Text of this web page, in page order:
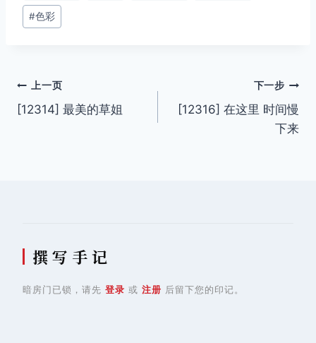
签：
#色彩
文
章
上一页
[12314] 最美的草姐
下一步
[12316] 在这里 时间慢
下来
撰 写 手 记
暗房门已锁，请先 登录 或 注册 后留下您的印记。